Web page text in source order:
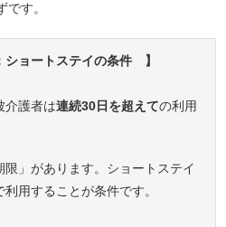
す。
ショートステイの条件 】
護者は連続30日を超えての利用
」があります。ショートステイ
利用することが条件です。